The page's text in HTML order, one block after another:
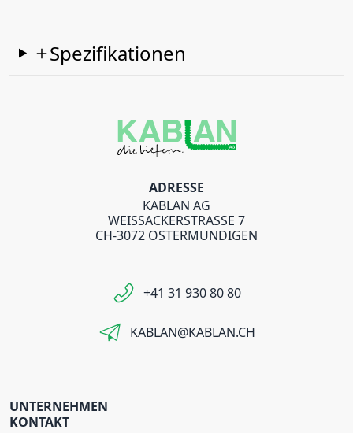
Spezifikationen
ADRESSE
KABLAN AG
WEISSACKERSTRASSE 7
CH-3072 OSTERMUNDIGEN
+41 31 930 80 80
KABLAN@KABLAN.CH
UNTERNEHMEN
KONTAKT